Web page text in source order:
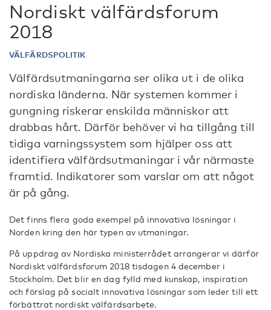
Nordiskt välfärdsforum
2018
VÄLFÄRDSPOLITIK
Välfärdsutmaningarna ser olika ut i de olika
nordiska länderna. När systemen kommer i
gungning riskerar enskilda människor att
drabbas hårt. Därför behöver vi ha tillgång till
tidiga varningssystem som hjälper oss att
identifiera välfärdsutmaningar i vår närmaste
framtid. Indikatorer som varslar om att något
är på gång.
Det finns flera goda exempel på innovativa lösningar i
Norden kring den här typen av utmaningar.
På uppdrag av Nordiska ministerrådet arrangerar vi därför
Nordiskt välfärdsforum 2018 tisdagen 4 december i
Stockholm. Det blir en dag fylld med kunskap, inspiration
och förslag på socialt innovativa lösningar som leder till ett
förbättrat nordiskt välfärdsarbete.